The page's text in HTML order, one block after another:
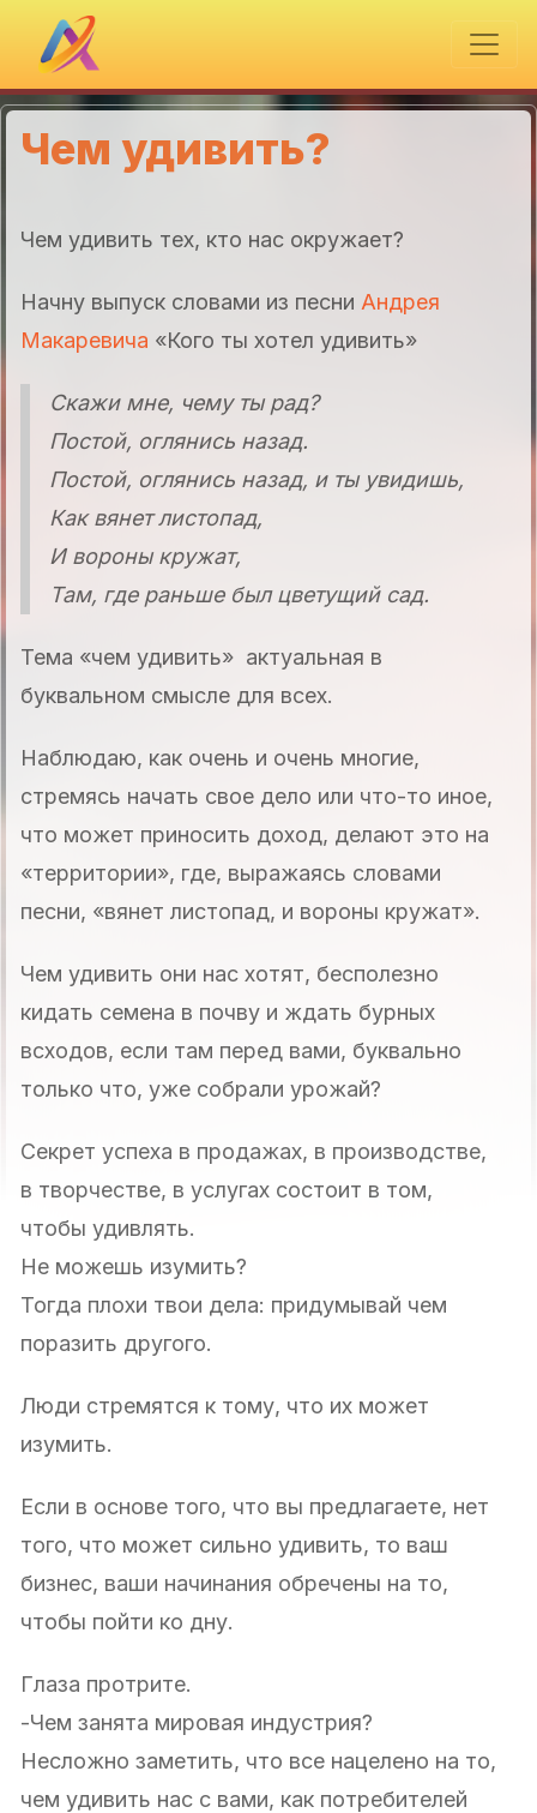
Чем удивить?
Чем удивить тех, кто нас окружает?
Начну выпуск словами из песни Андрея
Макаревича «Кого ты хотел удивить»
Скажи мне, чему ты рад?
Постой, оглянись назад.
Постой, оглянись назад, и ты увидишь,
Как вянет листопад,
И вороны кружат,
Там, где раньше был цветущий сад.
Тема «чем удивить» актуальная в
буквальном смысле для всех.
Наблюдаю, как очень и очень многие,
стремясь начать свое дело или что-то иное,
что может приносить доход, делают это на
«территории», где, выражаясь словами
песни, «вянет листопад, и вороны кружат».
Чем удивить они нас хотят, бесполезно
кидать семена в почву и ждать бурных
всходов, если там перед вами, буквально
только что, уже собрали урожай?
Секрет успеха в продажах, в производстве,
в творчестве, в услугах состоит в том,
чтобы удивлять.
Не можешь изумить?
Тогда плохи твои дела: придумывай чем
поразить другого.
Люди стремятся к тому, что их может
изумить.
Если в основе того, что вы предлагаете, нет
того, что может сильно удивить, то ваш
бизнес, ваши начинания обречены на то,
чтобы пойти ко дну.
Глаза протрите.
-Чем занята мировая индустрия?
Несложно заметить, что все нацелено на то,
чем удивить нас с вами, как потребителей